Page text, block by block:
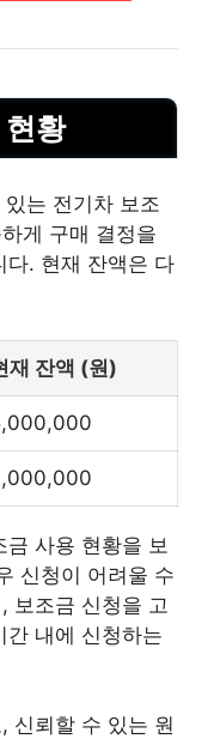
황
는 전기차 보조
게 구매 결정을
다. 현재 잔액은 다
재 잔액 (원)
사용 현황을 보
신청이 어려울 수
보조금 신청을 고
간 내에 신청하는
신뢰할 수 있는 원